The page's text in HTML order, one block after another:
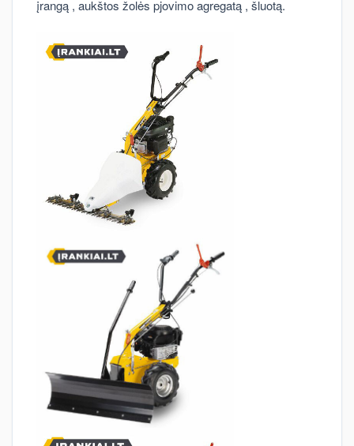
įrangą , aukštos žolės pjovimo agregatą , šluotą.